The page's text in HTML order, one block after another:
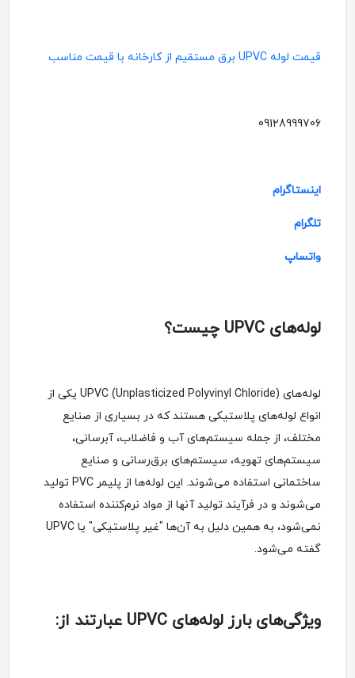
قیمت لوله UPVC برق مستقیم از کارخانه با قیمت مناسب
09128999706
اینستاگرام
تلگرام
واتساپ
لوله‌های UPVC چیست؟
لوله‌های UPVC (Unplasticized Polyvinyl Chloride) یکی از
انواع لوله‌های پلاستیکی هستند که در بسیاری از صنایع
مختلف، از جمله سیستم‌های آب و فاضلاب، آبرسانی،
سیستم‌های تهویه، سیستم‌های برق‌رسانی و صنایع
ساختمانی استفاده می‌شوند. این لوله‌ها از پلیمر PVC تولید
می‌شوند و در فرآیند تولید آنها از مواد نرم‌کننده استفاده
نمی‌شود، به همین دلیل به آن‌ها "غیر پلاستیکی" یا UPVC
گفته می‌شود.
ویژگی‌های بارز لوله‌های UPVC عبارتند از: